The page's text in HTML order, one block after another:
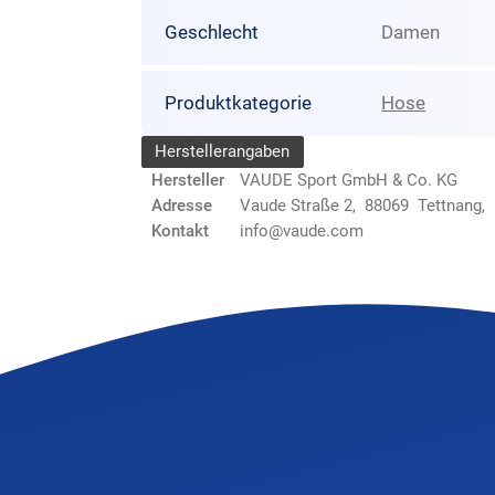
Geschlecht Damen
Produktkategorie Hose
Herstellerangaben
Hersteller
VAUDE Sport GmbH & Co. KG
Adresse
Vaude Straße 2, 88069 Tettnang,
Kontakt
info@vaude.com